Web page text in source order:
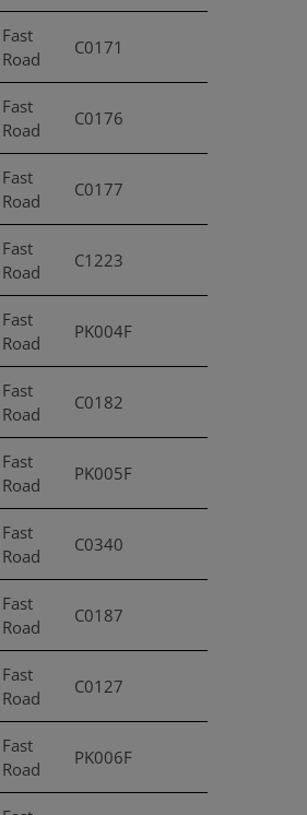
Fast
Road
C0171
Fast
Road
C0176
Fast
Road
C0177
Fast
Road
C1223
Fast
Road
PK004F
Fast
Road
C0182
Fast
Road
PK005F
Fast
Road
C0340
Fast
Road
C0187
Fast
Road
C0127
Fast
Road
PK006F